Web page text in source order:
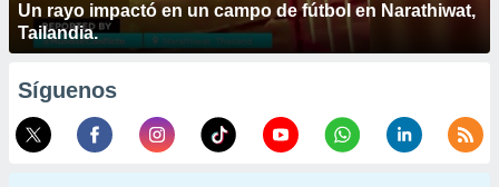
Un rayo impactó en un campo de fútbol en Narathiwat,
Tailandia.
Síguenos